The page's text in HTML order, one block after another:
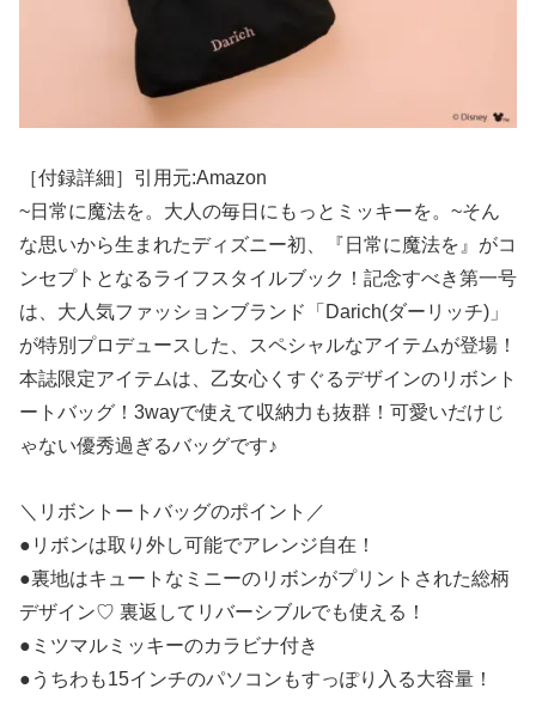
［付録詳細］引用元:Amazon
~日常に魔法を。大人の毎日にもっとミッキーを。~そん
な思いから生まれたディズニー初、『日常に魔法を』がコ
ンセプトとなるライフスタイルブック！記念すべき第一号
は、大人気ファッションブランド「Darich(ダーリッチ)」
が特別プロデュースした、スペシャルなアイテムが登場！
本誌限定アイテムは、乙女心くすぐるデザインのリボント
ートバッグ！3wayで使えて収納力も抜群！可愛いだけじ
ゃない優秀過ぎるバッグです♪
＼リボントートバッグのポイント／
●リボンは取り外し可能でアレンジ自在！
●裏地はキュートなミニーのリボンがプリントされた総柄
デザイン♡ 裏返してリバーシブルでも使える！
●ミツマルミッキーのカラビナ付き
●うちわも15インチのパソコンもすっぽり入る大容量！